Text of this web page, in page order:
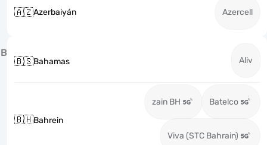
🇦🇿Azerbaiyán Azercell
B
🇧🇸Bahamas Aliv
🇧🇭Bahrein
zain BH Batelco
Viva (STC Bahrain)